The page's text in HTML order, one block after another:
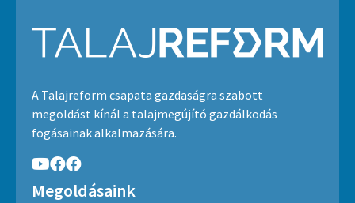
A Talajreform csapata gazdaságra szabott
megoldást kínál a talajmegújító gazdálkodás
fogásainak alkalmazására.
Megoldásaink